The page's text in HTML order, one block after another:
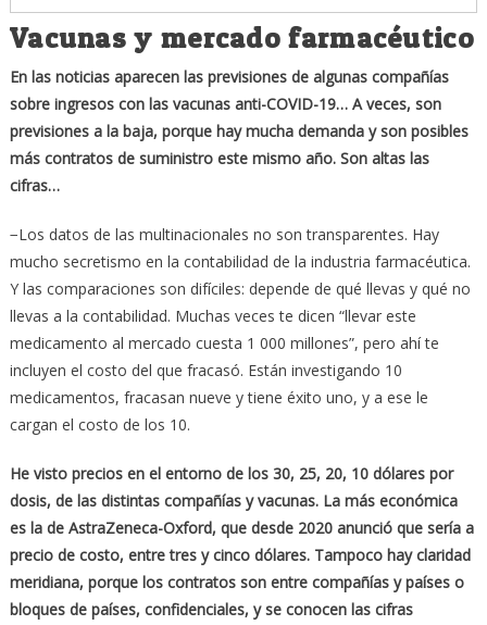
Vacunas y mercado farmacéutico
En las noticias aparecen las previsiones de algunas compañías
sobre ingresos con las vacunas anti-COVID-19… A veces, son
previsiones a la baja, porque hay mucha demanda y son posibles
más contratos de suministro este mismo año. Son altas las
cifras…
−Los datos de las multinacionales no son transparentes. Hay
mucho secretismo en la contabilidad de la industria farmacéutica.
Y las comparaciones son difíciles: depende de qué llevas y qué no
llevas a la contabilidad. Muchas veces te dicen “llevar este
medicamento al mercado cuesta 1 000 millones”, pero ahí te
incluyen el costo del que fracasó. Están investigando 10
medicamentos, fracasan nueve y tiene éxito uno, y a ese le
cargan el costo de los 10.
He visto precios en el entorno de los 30, 25, 20, 10 dólares por
dosis, delas distintas compañías y vacunas. La más económica
es la de AstraZeneca-Oxford, que desde 2020 anuncióque sería a
precio de costo, entre tres y cinco dólares. Tampoco hay claridad
meridiana, porque los contratos son entre compañías y países o
bloques de países, confidenciales, y se conocen las cifras